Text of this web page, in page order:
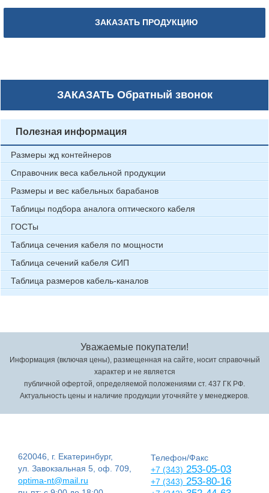
ЗАКАЗАТЬ ПРОДУКЦИЮ
ЗАКАЗАТЬОбратный звонок
Полезная информация
Размеры жд контейнеров
Справочник веса кабельной продукции
Размеры и вес кабельных барабанов
Таблицы подбора аналога оптического кабеля
ГОСТы
Таблица сечения кабеля по мощности
Таблица сечений кабеля СИП
Таблица размеров кабель-каналов
Уважаемые покупатели!
Информация (включая цены), размещенная на сайте, носит справочный
характер и не является
публичной офертой, определяемой положениями ст. 437 ГК РФ.
Актуальность цены и наличие продукции уточняйте у менеджеров.
620046, г. Екатеринбург,
ул. Завокзальная 5, оф. 709,
optima-nt@mail.ru
Телефон/Факс
+7 (343) 253-05-03
+7 (343) 253-80-16